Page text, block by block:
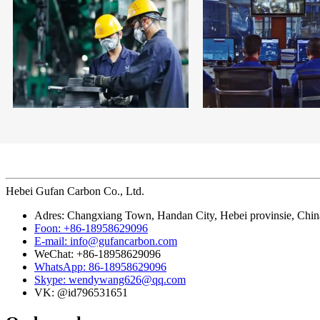
Hebei Gufan Carbon Co., Ltd.
Adres: Changxiang Town, Handan City, Hebei provinsie,
Foon: +86-18958629096
E-mail: info@gufancarbon.com
WeChat: +86-18958629096
WhatsApp: 86-18958629096
Skype: wendywang626@qq.com
VK: @id796531651